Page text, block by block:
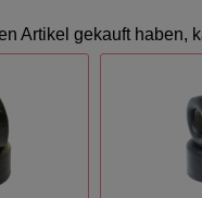
Artikel gekauft haben,